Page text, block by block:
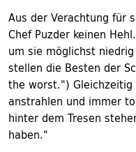
Aus der Verachtung für
Chef Puzder keinen
um sie möglichst
stellen die Besten der
the worst.") Gleichzeitig
anstrahlen und immer
hinter dem Tresen
haben."